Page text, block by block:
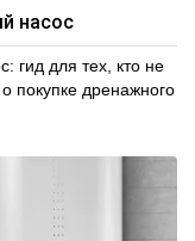
насос
гид для тех, кто не
покупке дренажного